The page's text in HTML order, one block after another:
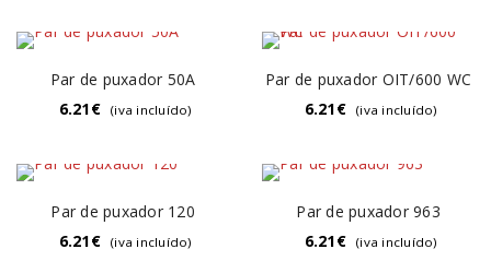
Par de puxador 50A
6.21€ (iva incluído)
Par de puxador OIT/600 WC
6.21€ (iva incluído)
Par de puxador 120
6.21€ (iva incluído)
Par de puxador 963
6.21€ (iva incluído)